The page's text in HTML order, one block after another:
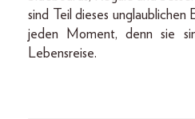
sind Teil dieses unglaublichen
jeden Moment, denn sie
Lebensreise.